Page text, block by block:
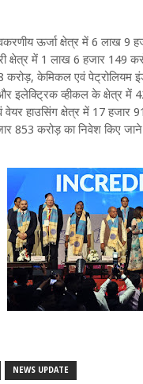
ऊर्जा क्षेत्र में 6 लाख 9
क्षेत्र में 1 लाख 6 हजार 149
करोड़, केमिकल एवं
इलेक्ट्रिक व्हीकल के क्षेत्र में
हाउसिंग क्षेत्र में 17
853 करोड़ का निवेश किए
NEWS UPDATE